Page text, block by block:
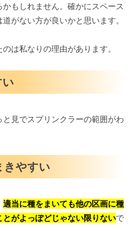
もしれません。確かにスペース
がない方が良いかと思います。
は私なりの理由があります。
見でスプリンクラーの範囲がわ
きやすい
適当に種をまいても他の区画に種
がよっぽどじゃない限りないで